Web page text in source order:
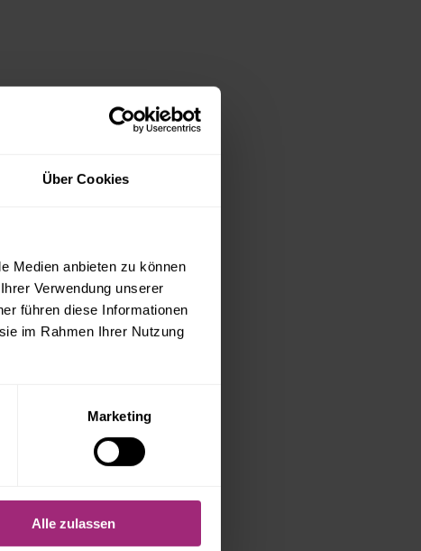
Über Cookies
Medien anbieten zu können
Verwendung unserer
führen diese Informationen
im Rahmen Ihrer Nutzung
Marketing
Alle zulassen
Beitrag